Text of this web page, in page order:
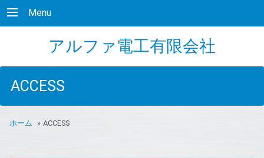
Menu
アルファ電工有限会社
ACCESS
ホーム » ACCESS